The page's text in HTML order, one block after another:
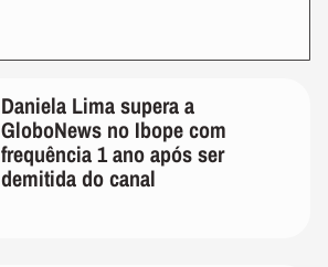
Daniela Lima supera a
GloboNews no Ibope com
frequência 1 ano após ser
demitida do canal